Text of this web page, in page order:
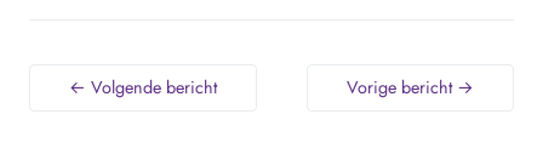
← Volgende bericht Vorige bericht →